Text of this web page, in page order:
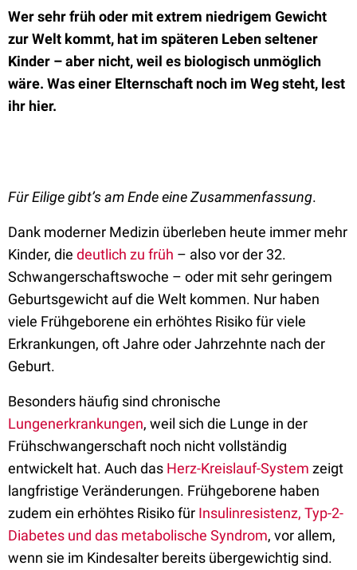
Wer sehr früh oder mit extrem niedrigem Gewicht
zur Welt kommt, hat im späteren Leben seltener
Kinder – aber nicht, weil es biologisch unmöglich
wäre. Was einer Elternschaft noch im Weg steht, lest
ihr hier.
Für Eilige gibt’s am Ende eine Zusammenfassung.
Dank moderner Medizin überleben heute immer mehr
Kinder, die deutlich zu früh – also vor der 32.
Schwangerschaftswoche – oder mit sehr geringem
Geburtsgewicht auf die Welt kommen. Nur haben
viele Frühgeborene ein erhöhtes Risiko für viele
Erkrankungen, oft Jahre oder Jahrzehnte nach der
Geburt.
Besonders häufig sind chronische
Lungenerkrankungen, weil sich die Lunge in der
Frühschwangerschaft noch nicht vollständig
entwickelt hat. Auch das Herz-Kreislauf-System zeigt
langfristige Veränderungen. Frühgeborene haben
zudem ein erhöhtes Risiko für Insulinresistenz, Typ-2-
Diabetes und das metabolische Syndrom, vor allem,
wenn sie im Kindesalter bereits übergewichtig sind.